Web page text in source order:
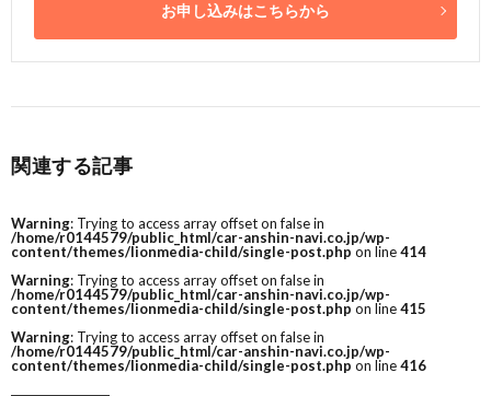
お申し込みはこちらから
関連する記事
Warning: Trying to access array offset on false in
/home/r0144579/public_html/car-anshin-navi.co.jp/wp-
content/themes/lionmedia-child/single-post.php on line414
Warning: Trying to access array offset on false in
/home/r0144579/public_html/car-anshin-navi.co.jp/wp-
content/themes/lionmedia-child/single-post.php on line415
Warning: Trying to access array offset on false in
/home/r0144579/public_html/car-anshin-navi.co.jp/wp-
content/themes/lionmedia-child/single-post.php on line416